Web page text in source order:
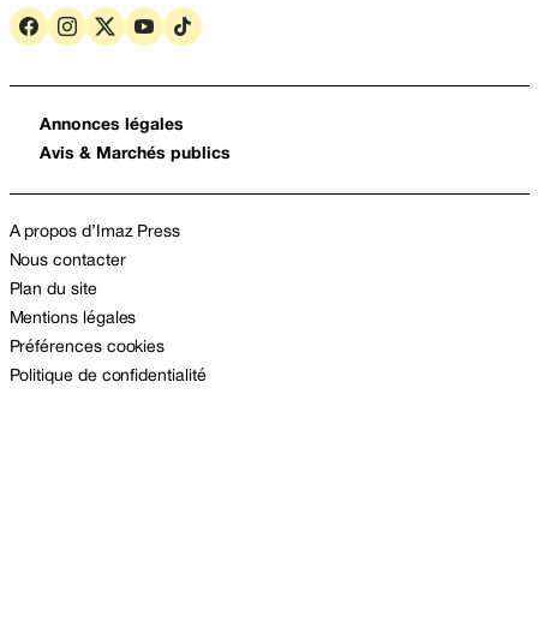
Annonces légales
Avis & Marchés publics
A propos d’Imaz Press
Nous contacter
Plan du site
Mentions légales
Préférences cookies
Politique de confidentialité